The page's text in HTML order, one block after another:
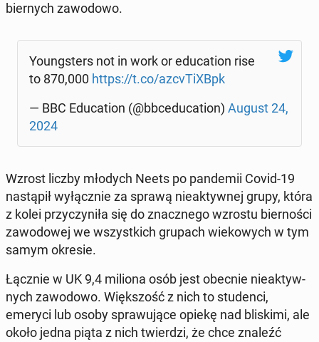
bier­nych za­wo­do­wo.
Young­sters not in work or edu­ca­tion rise
to 870,000 https://t.co/az­cvTi­XBpk
— BBC Edu­ca­tion (@bbce­du­ca­tion) August 24,
2024
Wzrost liczby młodych Neets po pan­de­mii Covid-19
na­stą­pił wy­łącz­nie za sprawą nie­ak­tyw­nej grupy, która
z kolei przy­czy­ni­ła się do znacz­ne­go wzrostu bier­no­ści
za­wo­do­wej we wszyst­kich grupach wie­ko­wych w tym
samym okresie.
Łącznie w UK 9,4 miliona osób jest obecnie nie­ak­tyw­
nych za­wo­do­wo. Więk­szość z nich to stu­den­ci,
emeryci lub osoby spra­wu­ją­ce opiekę nad bli­ski­mi, ale
około jedna piąta z nich twier­dzi, że chce znaleźć